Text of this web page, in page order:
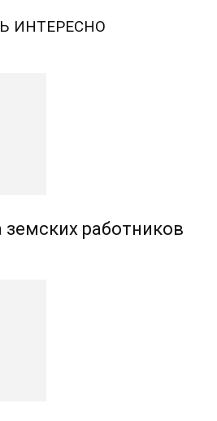
ИНТЕРЕСНО
работников